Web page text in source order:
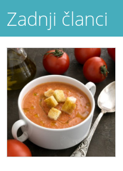
Zadnji članci